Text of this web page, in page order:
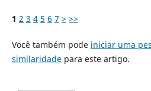
1 2 3 4 5 6 7 > >>
Você também pode iniciar uma
similaridadepara este artigo.